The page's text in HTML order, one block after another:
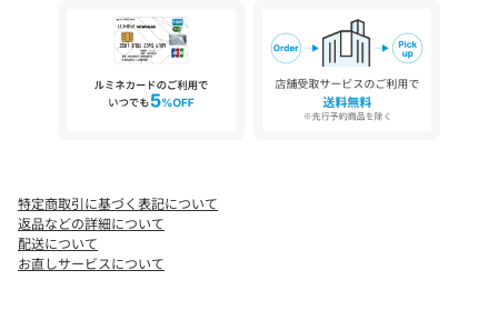
つば裏部分：コットン100%
刺しゅう糸：ポリエステル100%
現在はスポーツ、ストリートをはじめ、様々なファッションに影
響を与える
ヘッドウェアブランドとしての地位を確立しています。
特定商取引に基づく表記について
返品などの詳細について
配送について
お直しサービスについて